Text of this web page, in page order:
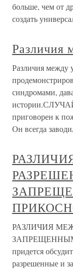
больше, чем от
создать
Различия
Различия между
синдромами,
приговорен к
Он всегда
РАЗЛИЧИЯ
придется
разрешенные и